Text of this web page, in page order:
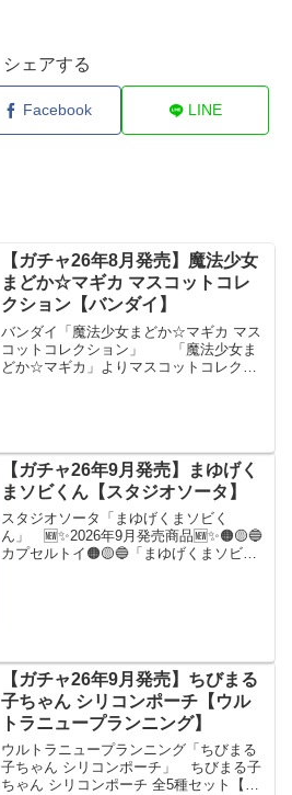
シェアする
Facebook LINE
【ガチャ26年8月発売】魔法少女
まどか☆マギカ マスコットコレ
クション【バンダイ】
バンダイ「魔法少女まどか☆マギカ マス
コットコレクション」 「魔法少女ま
どか☆マギカ」よりマスコットコレクシ
【ガチャ26年9月発売】まゆげく
まソビくん【スタジオソータ】
スタジオソータ「まゆげくまソビく
ん」 🆕✨2026年9月発売商品🆕✨🟠🟡🔵
カプセルトイ🟠🟡🔵「まゆげくまソビく
【ガチャ26年9月発売】ちびまる
子ちゃん シリコンポーチ【ウル
トラニュープランニング】
ウルトラニュープランニング「ちびまる
子ちゃん シリコンポーチ」 ちびまる子
ちゃん シリコンポーチ 全5種セット【フ